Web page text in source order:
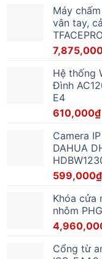
Máy
vân tay,
Hệ thống
Đình
E4
610,000₫
Camera
DAHUA
599,000₫
Khóa cửa
nhôm
Cổng từ